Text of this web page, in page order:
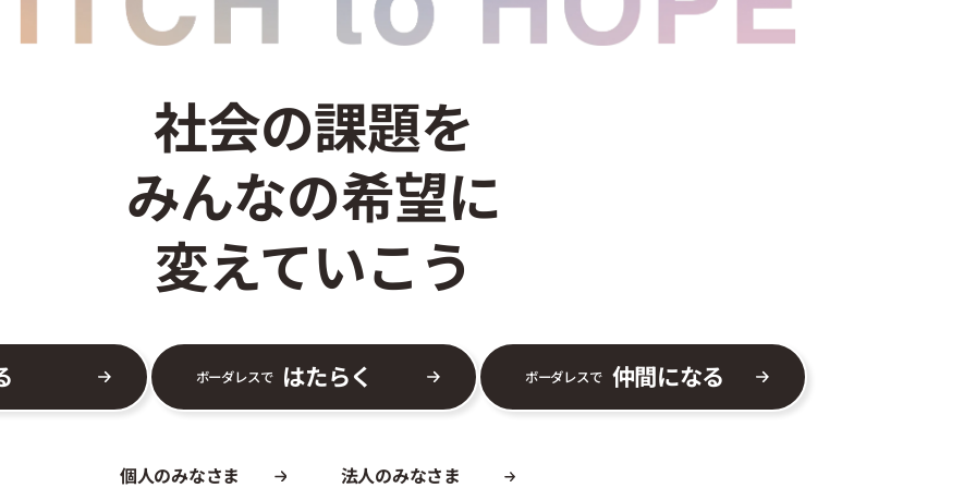
社会の課題を
みんなの希望に
変えていこう
ボーダレスで はたらく ボーダレスで 仲間になる
個人のみなさま 法人のみなさま